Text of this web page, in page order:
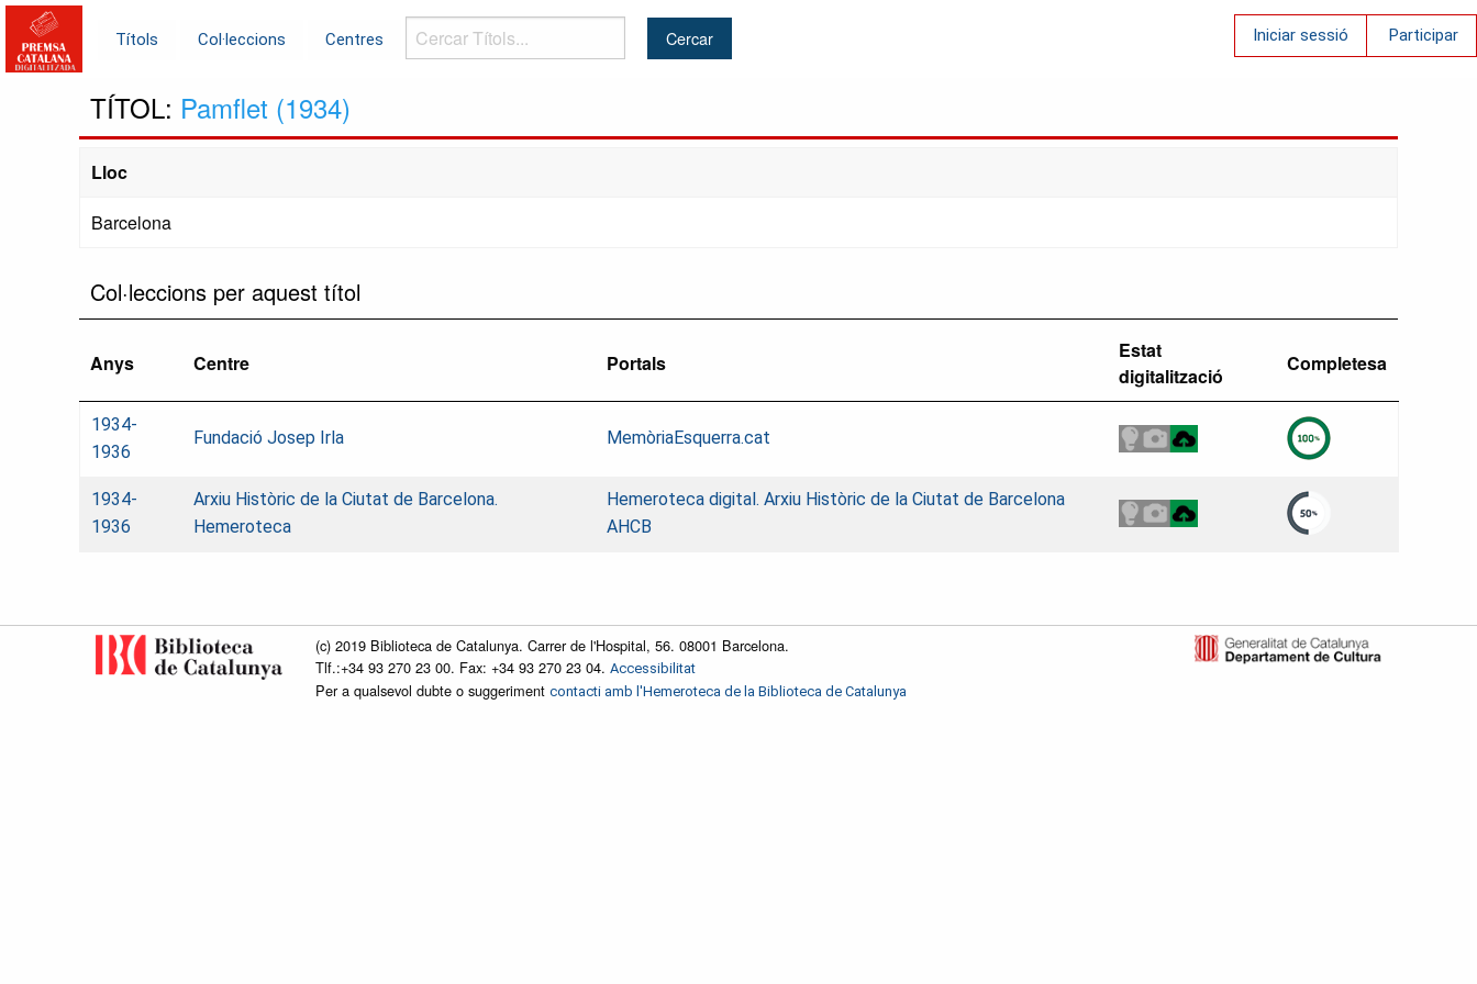
Títols Col·leccions Centres
Cercar
Títols...
Iniciar sessió Participar
TÍTOL: Pamflet (1934)
Lloc
Barcelona
Col·leccions per aquest títol
Anys Centre Portals
Estat
digitalització
Completesa
1934-
1936
Fundació Josep Irla MemòriaEsquerra.cat
1934-
1936
Arxiu Històric de la Ciutat de Barcelona.
Hemeroteca
Hemeroteca digital. Arxiu Històric de la Ciutat de Barcelona
AHCB
(c) 2019 Biblioteca de Catalunya. Carrer de l'Hospital, 56. 08001 Barcelona.
Tlf.:+34 93 270 23 00. Fax: +34 93 270 23 04. Accessibilitat
Per a qualsevol dubte o suggeriment contacti amb l'Hemeroteca de la Biblioteca de Catalunya